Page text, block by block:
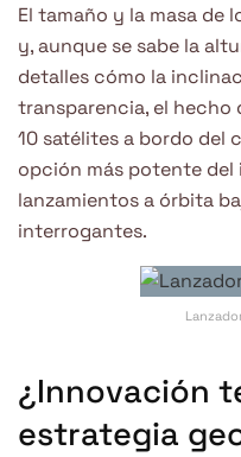
El tamaño y la masa de
y, aunque se sabe la
detalles cómo la
transparencia, el hecho
10 satélites a bordo del
opción más potente del
lanzamientos a órbita
interrogantes.
¿Innovación
estrategia